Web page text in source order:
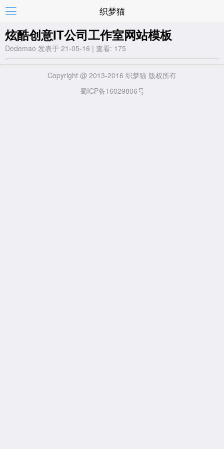
织梦猫
炫酷创意IT公司工作室网站模板
Dedemao 发表于 21-05-16 | 查看: 175
Copyright @ 2013-2016 织梦猫 版权所有
蜀ICP备16029806号